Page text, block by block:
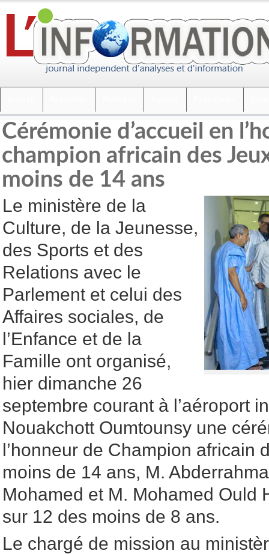
Cérémonie d’accueil en
champion africain des
moins de 14 ans
Le ministère de la
Culture, de la Jeunesse,
des Sports et des
Relations avec le
Parlement et celui des
Affaires sociales, de
l’Enfance et de la
Famille ont organisé,
hier dimanche 26
septembre courant à l’aéroport
Nouakchott Oumtounsy une
l’honneur de Champion africain
moins de 14 ans, M.
Mohamed et M. Mohamed Ould
sur 12 des moins de 8 ans.
Le chargé de mission au